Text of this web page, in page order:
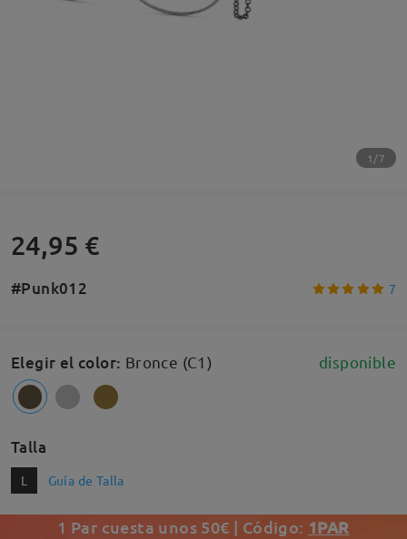
1/7
24,95 €
#Punk012 7
Elegir el color: Bronce (C1) disponible
Talla
L Guía de Talla
1 Par cuesta unos 50€ | Código: 1PAR